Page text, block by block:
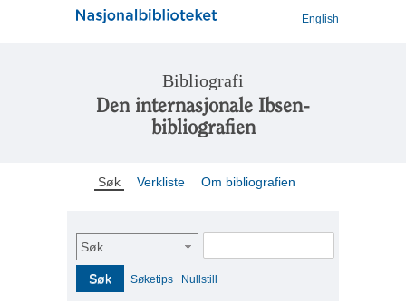
English
Bibliografi
Den internasjonale Ibsen-
bibliografien
Søk Verkliste Om bibliografien
Søk
Søk Søketips Nullstill